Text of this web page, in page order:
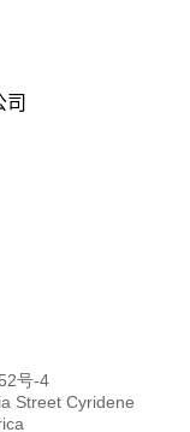
司
号-4
Street Cyridene